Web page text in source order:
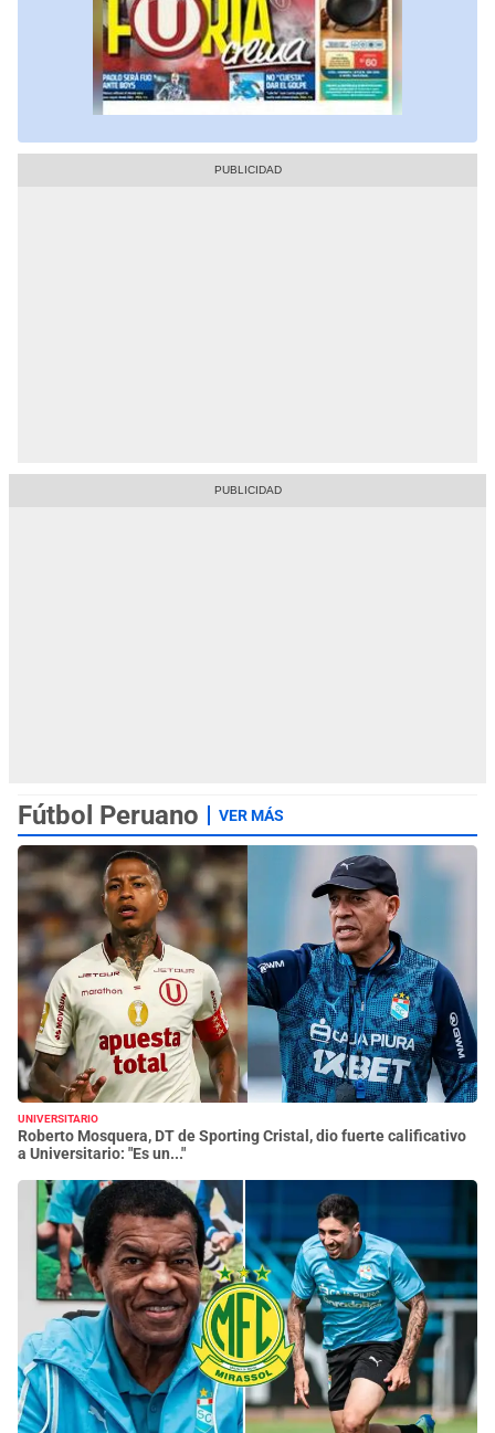
Fútbol Peruano VER MÁS
UNIVERSITARIO
Roberto Mosquera, DT de Sporting Cristal, dio fuerte calificativo
a Universitario: "Es un..."